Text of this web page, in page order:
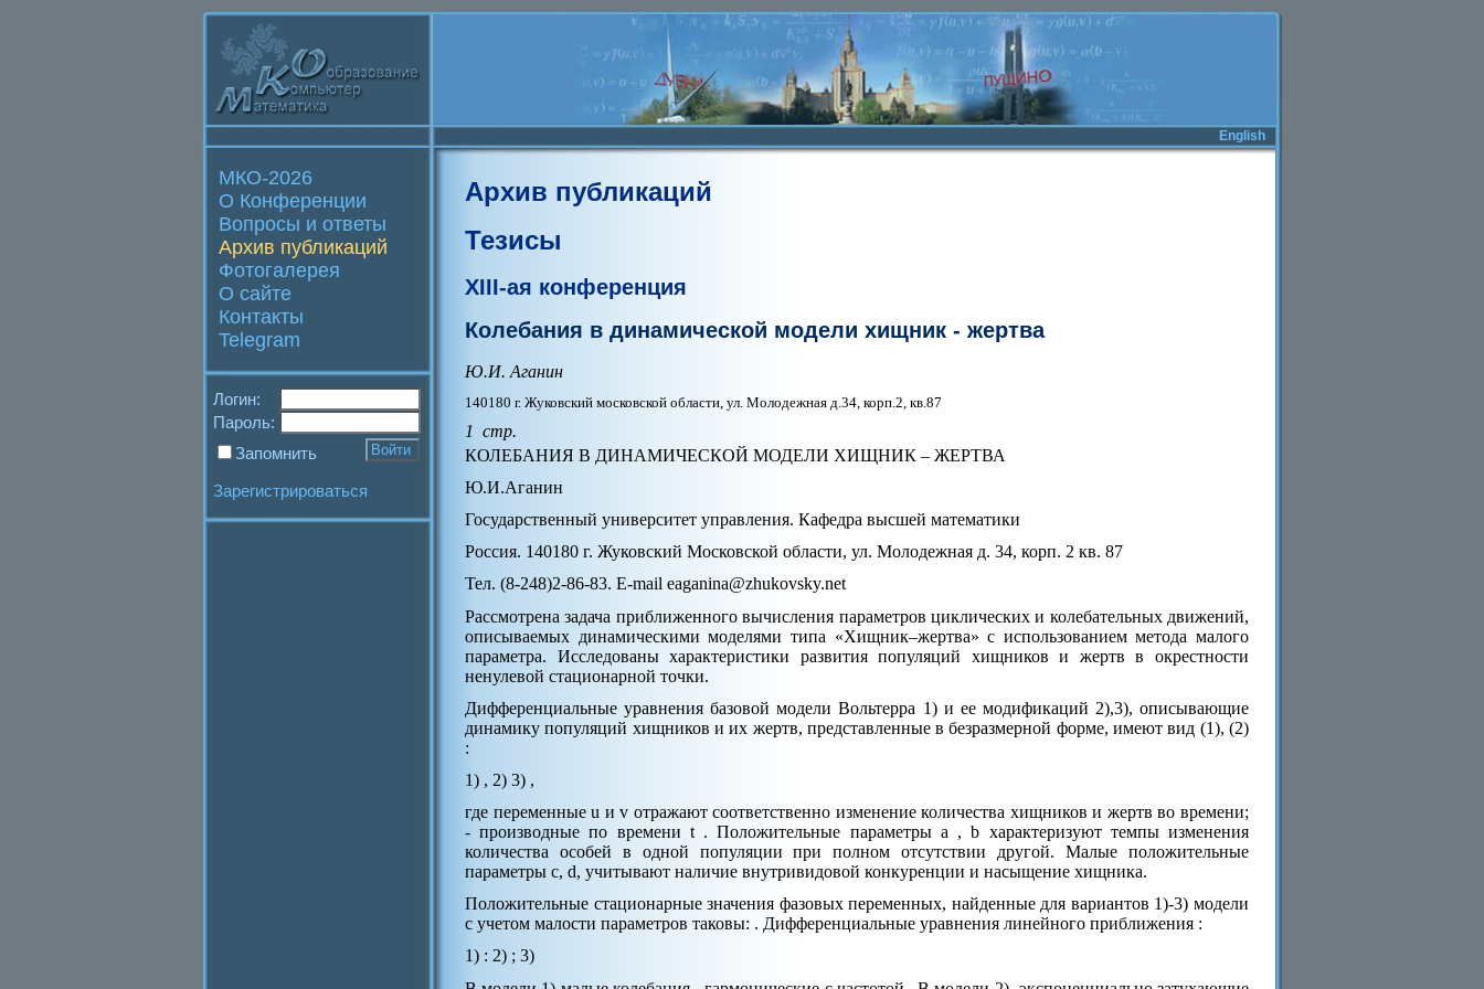
English
МКО-2026
О Конференции
Вопросы и ответы
Архив публикаций
Фотогалерея
О сайте
Контакты
Telegram
Логин:
Пароль:
Запомнить
Зарегистрироваться
Архив публикаций
Тезисы
XIII-ая конференция
Колебания в динамической модели хищник - жертва
Ю.И. Аганин
140180 г. Жуковский московской области, ул. Молодежная д.34, корп.2, кв.87
1 стр.
КОЛЕБАНИЯ В ДИНАМИЧЕСКОЙ МОДЕЛИ ХИЩНИК – ЖЕРТВА
Ю.И.Аганин
Государственный университет управления. Кафедра высшей математики
Россия. 140180 г. Жуковский Московской области, ул. Молодежная д. 34, корп. 2 кв. 87
Тел. (8-248)2-86-83. E-mail eaganina@zhukovsky.net
Рассмотрена задача приближенного вычисления параметров циклических и колебательных движений,
описываемых динамическими моделями типа «Хищник–жертва» с использованием метода малого
параметра. Исследованы характеристики развития популяций хищников и жертв в окрестности
ненулевой стационарной точки.
Дифференциальные уравнения базовой модели Вольтерра 1) и ее модификаций 2),3), описывающие
динамику популяций хищников и их жертв, представленные в безразмерной форме, имеют вид (1), (2)
:
1) , 2) 3) ,
где переменные u и v отражают соответственно изменение количества хищников и жертв во времени;
- производные по времени t . Положительные параметры a , b характеризуют темпы изменения
количества особей в одной популяции при полном отсутствии другой. Малые положительные
параметры c, d, учитывают наличие внутривидовой конкуренции и насыщение хищника.
Положительные стационарные значения фазовых переменных, найденные для вариантов 1)-3) модели
с учетом малости параметров таковы: . Дифференциальные уравнения линейного приближения :
1) : 2) ; 3)